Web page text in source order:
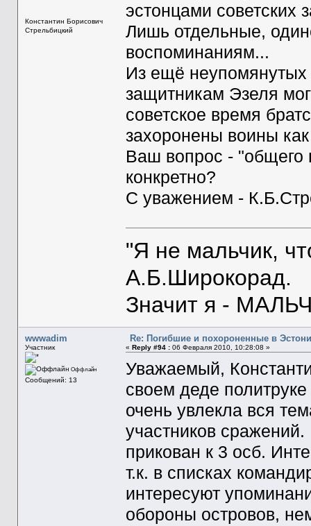
Константин Борисович
Стрельбицкий
эстонцами советских
Лишь отдельные,
воспоминаниям...
Из ещё неупомянутых
защитникам Эзеля
советское время
захоронены воины
Ваш вопрос - "общего
конкретно?
С уважением -
"Я не мальчик,
А.Б.Широкорад.
Значит я -
wwwadim
Участник
Оффлайн
Сообщений: 13
Re: Погибшие и похороненные в
« Reply #94 :06 Февраля 2010, 10:28:08 »
Уважаемый,
своем деде
очень увлекла вся
участников
прикован к 3 осб.
т.к. в списках
интересуют
обороны островов,